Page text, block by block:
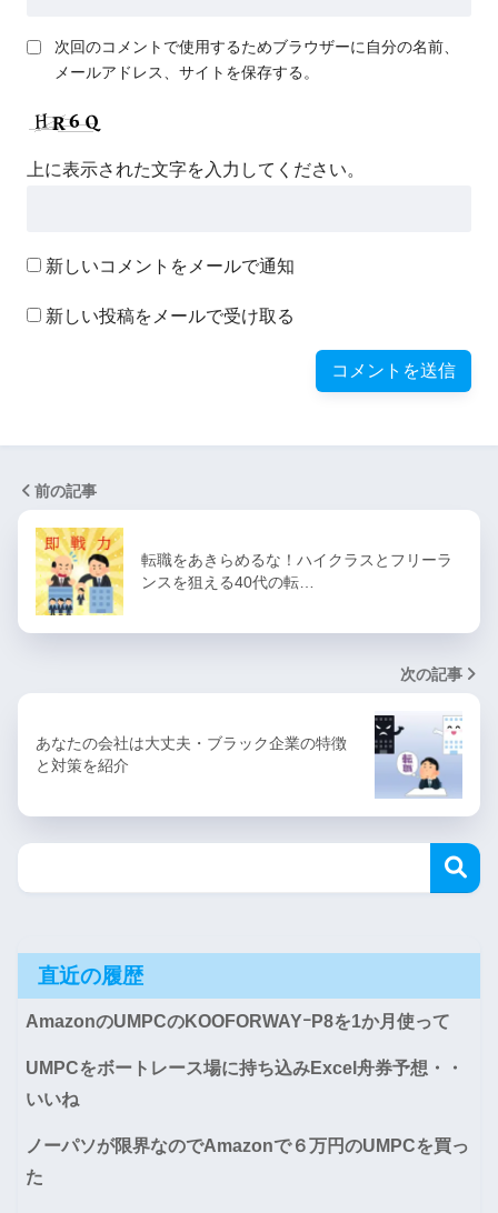
次回のコメントで使用するためブラウザーに自分の名前、
メールアドレス、サイトを保存する。
上に表示された文字を入力してください。
新しいコメントをメールで通知
新しい投稿をメールで受け取る
前の記事
転職をあきらめるな！ハイクラスとフリーラ
ンスを狙える40代の転…
次の記事
あなたの会社は大丈夫・ブラック企業の特徴
と対策を紹介
直近の履歴
AmazonのUMPCのKOOFORWAYｰP8を1か月使って
UMPCをボートレース場に持ち込みExcel舟券予想・・
いいね
ノーパソが限界なのでAmazonで６万円のUMPCを買っ
た